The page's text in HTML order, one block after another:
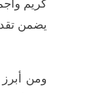
كريم
يضمن
ومن